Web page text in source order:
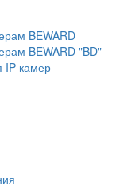
BEWARD
BEWARD "BD"-
IP камер